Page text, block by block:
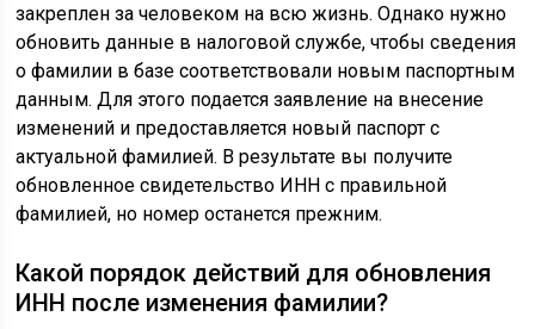
закреплен за человеком на всю жизнь. Однако нужно
обновить данные в налоговой службе, чтобы сведения
о фамилии в базе соответствовали новым паспортным
данным. Для этого подается заявление на внесение
изменений и предоставляется новый паспорт с
актуальной фамилией. В результате вы получите
обновленное свидетельство ИНН с правильной
фамилией, но номер останется прежним.
Какой порядок действий для обновления
ИНН после изменения фамилии?